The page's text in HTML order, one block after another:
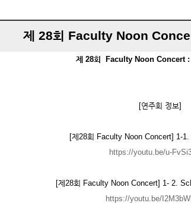
제 28회 Faculty Noon
제 28회 Faculty Noon Concert :
[연주회 정보]
[제28회 Faculty Noon Concert] 1-
https://youtu.be/u-
[제28회 Faculty Noon Concert] 1- 2.
https://youtu.be/